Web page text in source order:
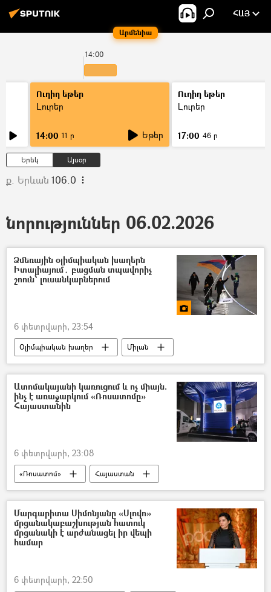
Արմենիա
ՀԱՅ
14:00
Ուղիղ եթեր
Լուրեր
14:00 11 ր Եթեր
Ուղիղ եթեր
Լուրեր
17:00 46 ր
Երեկ Այսօր
ք. Երևան 106.0
նորություններ 06.02.2026
Ձմեռային օլիմպիական խաղերն
Իտալիայում․ բացման տպավորիչ
շոուն՝ լուսանկարներում
6 փետրվարի, 23:54
Օլիմպիական խաղեր
Միլան
Իտալիա
ֆոտոշարք
Լուսանկար
Լուսանկարներ
Ատոմակայանի կառուցում և ոչ միայն.
ինչ է առաջարկում «Ռոսատոմը»
Հայաստանին
6 փետրվարի, 23:08
«Ռոսատոմ»
Հայաստան
Ռուսաստան
ատոմակայան
Մարգարիտա Սիմոնյանը «Սլովո»
մրցանակաբաշխության հատուկ
մրցանակի է արժանացել իր վեպի
համար
6 փետրվարի, 22:50